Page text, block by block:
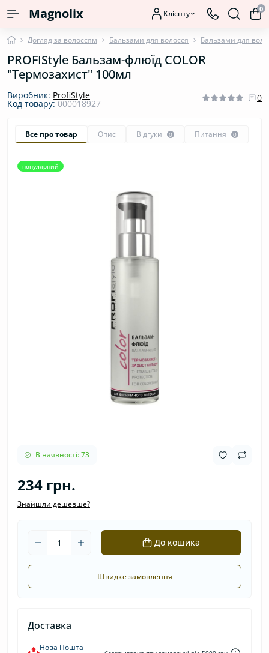
Magnolix Клієнту 0
Догляд за волоссям Бальзами для волосся Бальзами для
PROFIStyle Бальзам-флюїд COLOR
"Термозахист" 100мл
Виробник: ProfiStyle
Код товару:000018927
0
Все про товар Опис Відгуки 0 Питання 0
популярний
В наявності: 73
234 грн.
Знайшли дешевше?
До кошика
Швидке замовлення
Доставка
Нова Пошта